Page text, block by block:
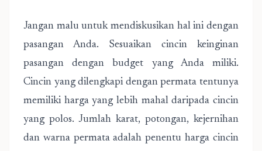
Jangan malu untuk mendiskusikan hal ini dengan
pasangan Anda. Sesuaikan cincin keinginan
pasangan dengan budget yang Anda miliki.
Cincin yang dilengkapi dengan permata tentunya
memiliki harga yang lebih mahal daripada cincin
yang polos. Jumlah karat, potongan, kejernihan
dan warna permata adalah penentu harga cincin